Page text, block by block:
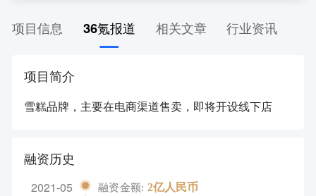
项目信息 36氪报道 相关文章 行业资讯
项目简介
雪糕品牌，主要在电商渠道售卖，即将开设线下店
融资历史
2021-05 融资金额: 2亿人民币